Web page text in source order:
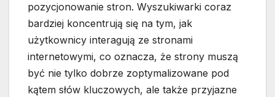
pozycjonowanie stron. Wyszukiwarki coraz
bardziej koncentrują się na tym, jak
użytkownicy interagują ze stronami
internetowymi, co oznacza, że strony muszą
być nie tylko dobrze zoptymalizowane pod
kątem słów kluczowych, ale także przyjazne